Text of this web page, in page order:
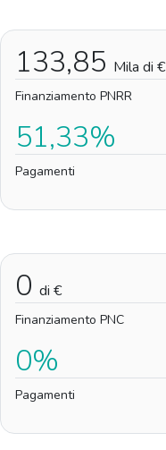
133,85 Mila di €
Finanziamento PNRR
51,33%
Pagamenti
0 di €
Finanziamento PNC
0%
Pagamenti